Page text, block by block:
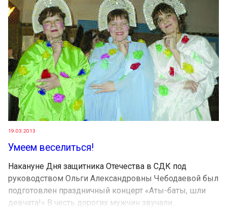
19.03.2013
Умеем веселиться!
Накануне Дня защитника Отечества в СДК под
руководством Ольги Александровны Чебодаевой был
подготовлен праздничный концерт «Аты-баты, шли
девчата!» В честь дорогих мужчин звучали...